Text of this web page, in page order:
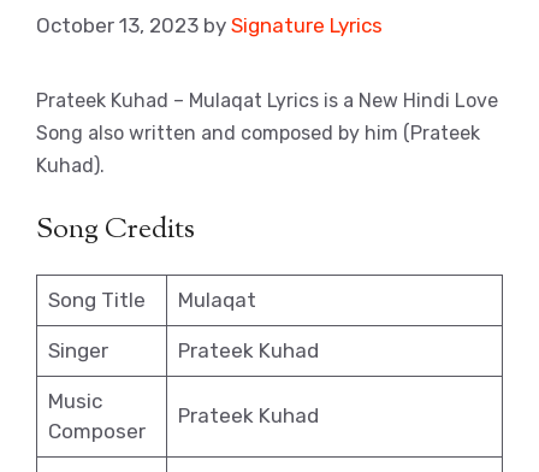
October 13, 2023 by Signature Lyrics
Prateek Kuhad – Mulaqat Lyrics is a New Hindi Love
Song also written and composed by him (Prateek
Kuhad).
Song Credits
Song Title Mulaqat
Singer Prateek Kuhad
Music
Composer
Prateek Kuhad